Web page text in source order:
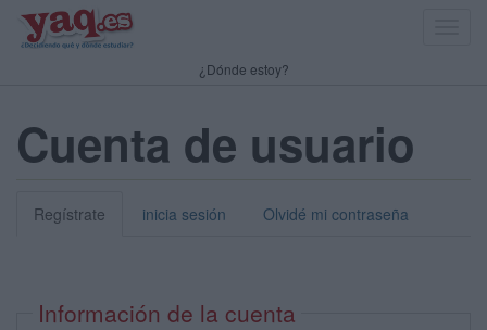
¿Dónde estoy?
Cuenta de usuario
Regístrate inicia sesión Olvidé mi contraseña
Información de la cuenta